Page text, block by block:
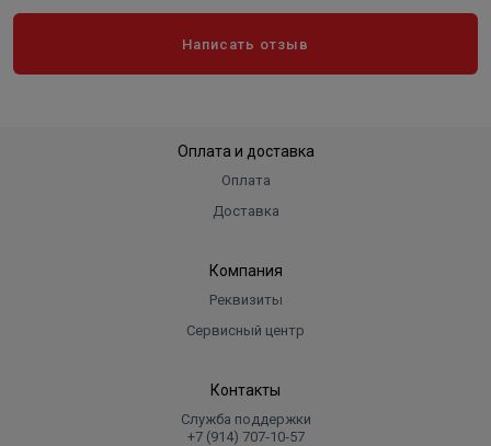
Написать отзыв
Оплата и доставка
Оплата
Доставка
Компания
Реквизиты
Сервисный центр
Контакты
Служба поддержки
+7 (914) 707‑10‑57